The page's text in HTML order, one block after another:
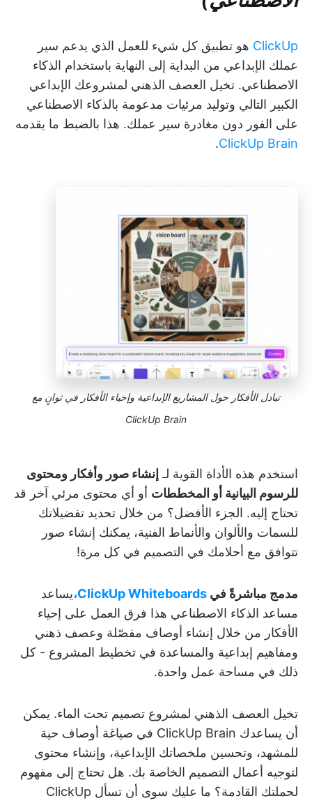
ClickUp هو تطبيق كل شيء للعمل الذي يدعم سير
عملك الإبداعي من البداية إلى النهاية باستخدام الذكاء
الاصطناعي. تخيل العصف الذهني لمشروعك الإبداعي
الكبير التالي وتوليد مرئيات مدعومة بالذكاء الاصطناعي
على الفور دون مغادرة سير عملك. هذا بالضبط ما يقدمه
ClickUp Brain
.
تبادل الأفكار حول المشاريع الإبداعية وإحياء الأفكار في ثوانٍ مع
ClickUp Brain
استخدم هذه الأداة القوية لـ إنشاء صور وأفكار ومحتوى
للرسوم البيانية أو المخططات أو أي محتوى مرئي آخر قد
تحتاج إليه. الجزء الأفضل؟ من خلال تحديد تفضيلاتك
للسمات والألوان والأنماط الفنية، يمكنك إنشاء صور
تتوافق مع أحلامك في التصميم في كل مرة!
مدمج مباشرةً في ClickUp Whiteboards، يساعد
مساعد الذكاء الاصطناعي هذا فرق العمل على إحياء
الأفكار من خلال إنشاء أوصاف مفصّلة وعصف ذهني
ومفاهيم إبداعية والمساعدة في تخطيط المشروع - كل
ذلك في مساحة عمل واحدة.
تخيل العصف الذهني لمشروع تصميم تحت الماء. يمكن
أن يساعدك ClickUp Brain في صياغة أوصاف حية
للمشهد، وتحسين ملخصاتك الإبداعية، وإنشاء محتوى
لتوجيه أعمال التصميم الخاصة بك. هل تحتاج إلى مفهوم
لحملتك القادمة؟ ما عليك سوى أن تسأل ClickUp